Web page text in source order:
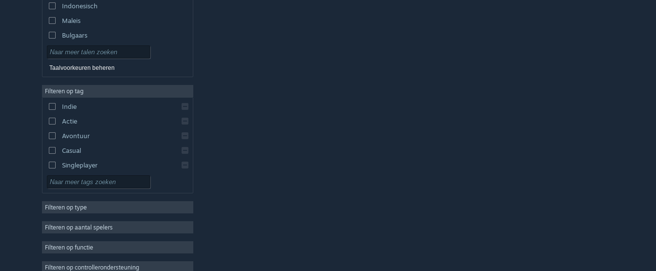
Indonesisch
Maleis
Bulgaars
Tsjechisch
Deens
Engels
Spaans - Spanje
Spaans - Latijns-Amerika
Taalvoorkeuren beheren
Filteren op tag
Indie
Actie
Avontuur
Casual
Singleplayer
Sim
Strategie
3D
Gratis te spelen
Filteren op type
Filteren op aantal spelers
Filteren op functie
Filteren op controllerondersteuning